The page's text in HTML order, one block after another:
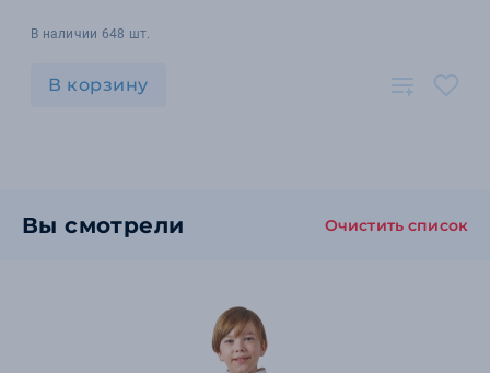
В наличии 648 шт.
В корзину
Вы смотрели Очистить список